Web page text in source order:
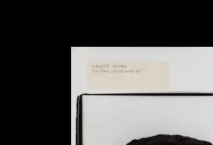
M+藏品
进一步筛选